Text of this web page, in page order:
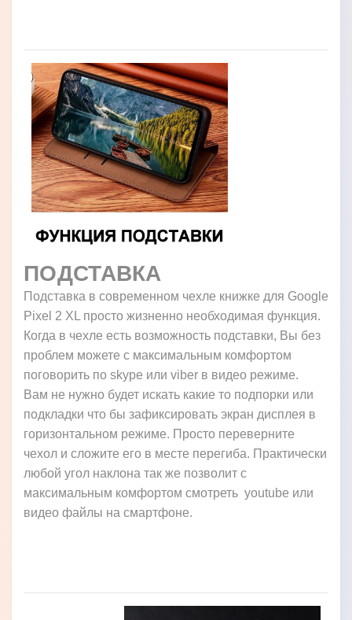
ПОДСТАВКА
Подставка в современном чехле книжке для Google
Pixel 2 XL просто жизненно необходимая функция.
Когда в чехле есть возможность подставки, Вы без
проблем можете с максимальным комфортом
поговорить по skype или viber в видео режиме.
Вам не нужно будет искать какие то подпорки или
подкладки что бы зафиксировать экран дисплея в
горизонтальном режиме. Просто переверните
чехол и сложите его в месте перегиба. Практически
любой угол наклона так же позволит с
максимальным комфортом смотреть youtube или
видео файлы на смартфоне.